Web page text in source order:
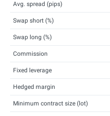
Avg. spread (pips)
Swap short (%)
Swap long (%)
Commission
Fixed leverage
Hedged margin
Minimum contract size (lot)